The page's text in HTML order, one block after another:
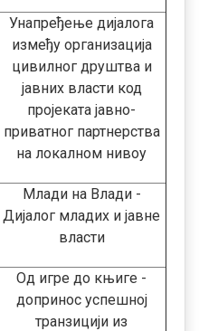
Унапређење дијалога
између организација
цивилног друштва и
јавних власти код
пројеката јавно-
приватног партнерства
на локалном нивоу
Млади на Влади -
Дијалог младих и јавне
власти
Од игре до књиге -
допринос успешној
транзицији из